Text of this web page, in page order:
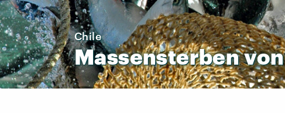
Chile
Massensterbenvon